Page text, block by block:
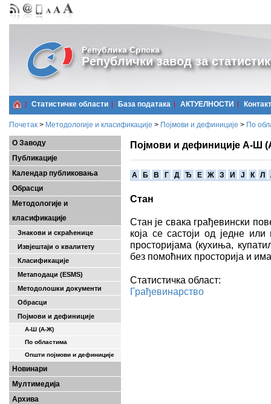
Република Српска
Републички завод за
Статистичке области Базa података АКТУЕЛНОСТИ Контакт
Почетак > Методологије и класификације > Појмови и дефиниције > По
О Заводу
Публикације
Календар публиковања
Обрасци
Методологије и
класификације
Знакови и скраћенице
Извјештаји о квалитету
Класификације
Метаподаци (ESMS)
Методолошки документи
Обрасци
Појмови и дефиниције
А-Ш (A-Ж)
По областима
Општи појмови и дефиниције
Новинари
Мултимедија
Архива
Појмови и дефиниције А-Ш
A Б В Г Д Ђ Е Ж З И Ј К Л
Стан
Стан је свака грађевински
која се састоји од једне
просторијама (кухиња,
без помоћних просторија и
Статистичка област:
Грађевинарство